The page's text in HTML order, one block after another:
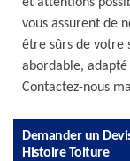
vous assurent de
être sûrs de votre
abordable,
Contactez-nous
Demander un
Histoire Toiture